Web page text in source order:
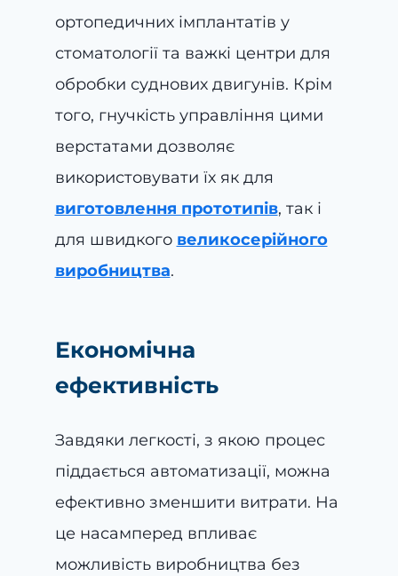
ортопедичних імплантатів у
стоматології та важкі центри для
обробки суднових двигунів. Крім
того, гнучкість управління цими
верстатами дозволяє
використовувати їх як для
виготовлення прототипів, так і
для швидкого великосерійного
виробництва.
Економічна
ефективність
Завдяки легкості, з якою процес
піддається автоматизації, можна
ефективно зменшити витрати. На
це насамперед впливає
можливість виробництва без